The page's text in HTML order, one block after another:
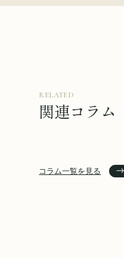
RELATED
関連コラム
コラム一覧を見る